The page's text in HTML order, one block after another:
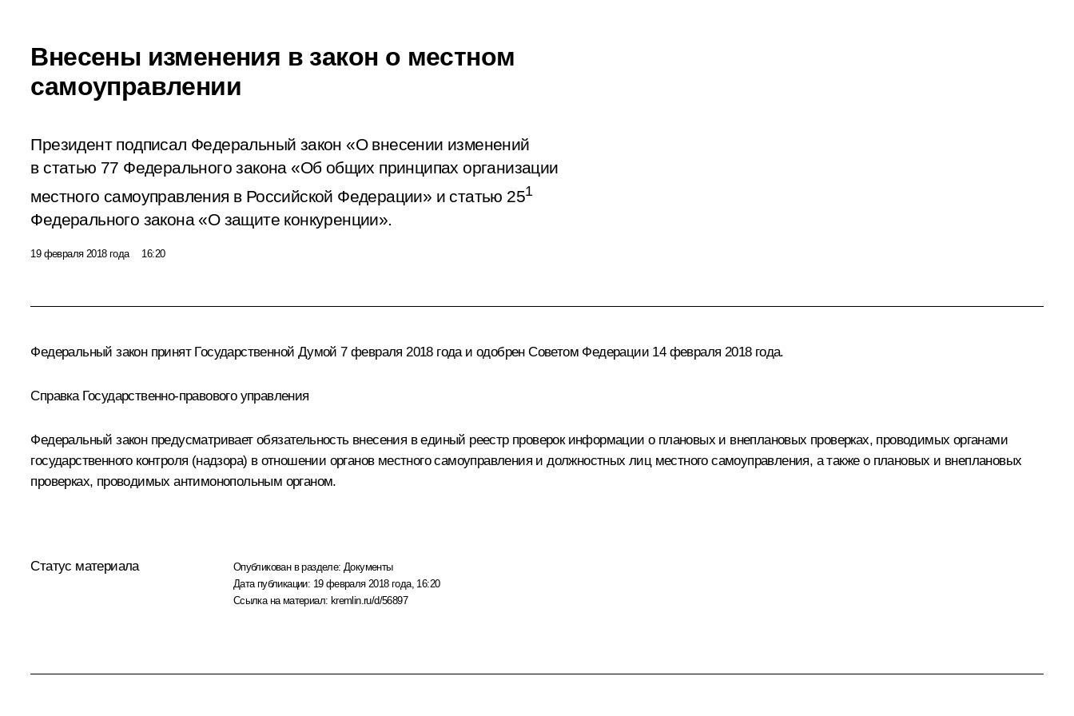
Внесены изменения в закон о местном
самоуправлении
Президент подписал Федеральный закон «О внесении изменений
в статью 77 Федерального закона «Об общих принципах организации
местного самоуправления в Российской Федерации» и статью 251
Федерального закона «О защите конкуренции».
19 февраля 2018 года 16:20
Федеральный закон принят Государственной Думой 7 февраля 2018 года и одобрен Советом Федерации 14 февраля 2018 года.
Справка Государственно-правового управления
Федеральный закон предусматривает обязательность внесения в единый реестр проверок информации о плановых и внеплановых проверках, проводимых органами
государственного контроля (надзора) в отношении органов местного самоуправления и должностных лиц местного самоуправления, а также о плановых и внеплановых
проверках, проводимых антимонопольным органом.
Статус материала Опубликован в разделе: Документы
Дата публикации: 19 февраля 2018 года, 16:20
Ссылка на материал: kremlin.ru/d/56897